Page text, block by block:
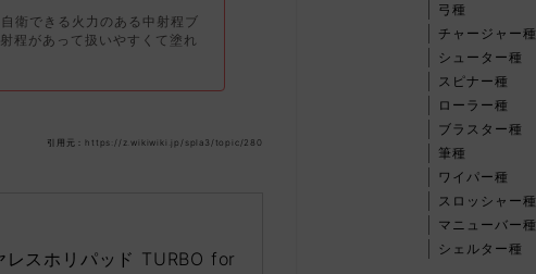
衛できる火力のある中射程ブ
程があって扱いやすくて塗れ
引用元：https://z.wikiwiki.jp/spla3/topic/280
レスホリパッド TURBO for
弓種
チャージャー種
シューター種
スピナー種
ローラー種
ブラスター種
筆種
ワイパー種
スロッシャー種
マニューバー種
シェルター種